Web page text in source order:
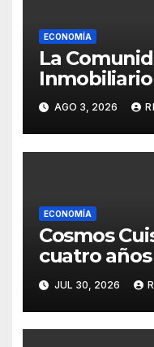
ECONOMÍA
La
segundo
alianza y
AGO 3, 2026
ECONOMÍA
Cosmos
cuatro
sabores
JUL 30, 2026